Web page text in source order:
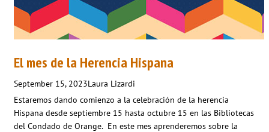
El mes de la Herencia Hispana
September 15, 2023Laura Lizardi
Estaremos dando comienzo a la celebración de la herencia
Hispana desde septiembre 15 hasta octubre 15 en las Bibliotecas
del Condado de Orange. En este mes aprenderemos sobre la